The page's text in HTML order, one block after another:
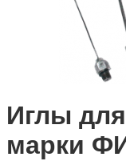
Иглы
марки